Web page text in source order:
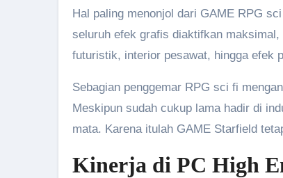
Hal paling menonjol dari GAME RPG
seluruh efek grafis diaktifkan
futuristik, interior pesawat, hingga efek
Sebagian penggemar RPG sci fi
Meskipun sudah cukup lama hadir di
mata. Karena itulah GAME Starfield
Kinerja di PC High